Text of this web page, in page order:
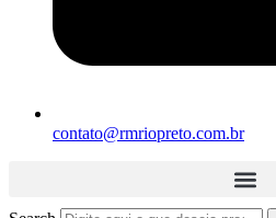
contato@rmriopreto.com.br